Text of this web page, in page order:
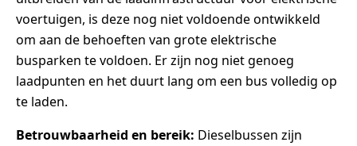
voertuigen, is deze nog niet voldoende ontwikkeld
om aan de behoeften van grote elektrische
busparken te voldoen. Er zijn nog niet genoeg
laadpunten en het duurt lang om een bus volledig op
te laden.
Betrouwbaarheid en bereik: Dieselbussen zijn